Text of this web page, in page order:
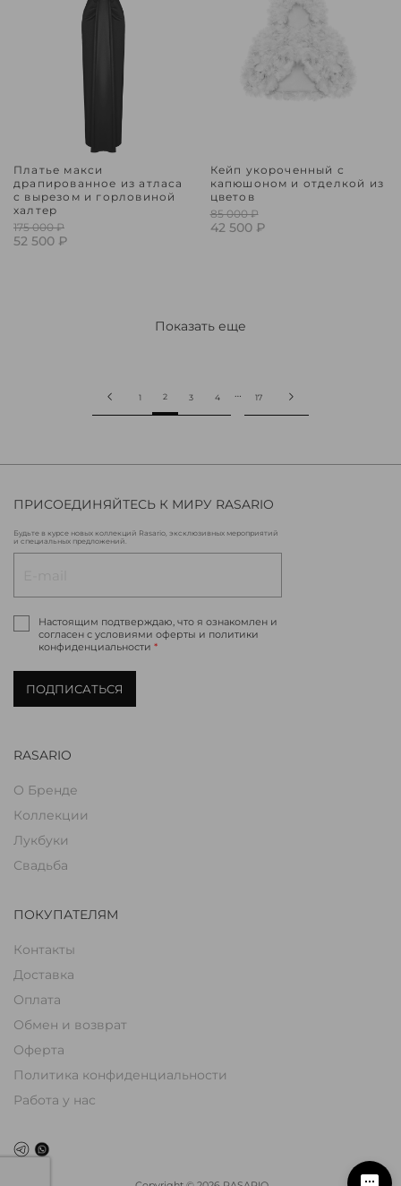
Платье макси
драпированное из атласа
с вырезом и горловиной
халтер
175 000 ₽
52 500 ₽
Кейп укороченный с
капюшоном и отделкой из
цветов
85 000 ₽
42 500 ₽
Показать еще
1 2 3 4 17
RASARIO
О Бренде
Коллекции
Лукбуки
Свадьба
ПОКУПАТЕЛЯМ
Контакты
Доставка
Оплата
Обмен и возврат
Оферта
Политика конфиденциальности
Работа у нас
ПРИСОЕДИНЯЙТЕСЬ К МИРУ RASARIO
Будьте в курсе новых коллекций Rasario, эксклюзивных мероприятий
и специальных предложений.
Настоящим подтверждаю, что я ознакомлен и
согласен с условиями оферты и политики
конфиденциальности *
ПОДПИСАТЬСЯ